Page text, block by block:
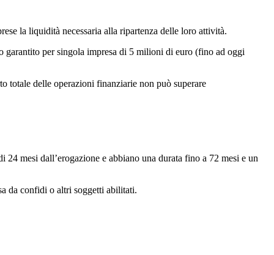
la liquidità necessaria alla ripartenza delle loro attività.
per singola impresa di 5 milioni di euro (fino ad oggi
totale delle operazioni finanziarie non può superare
mesi dall’erogazione e abbiano una durata fino a 72 mesi e un
da confidi o altri soggetti abilitati.